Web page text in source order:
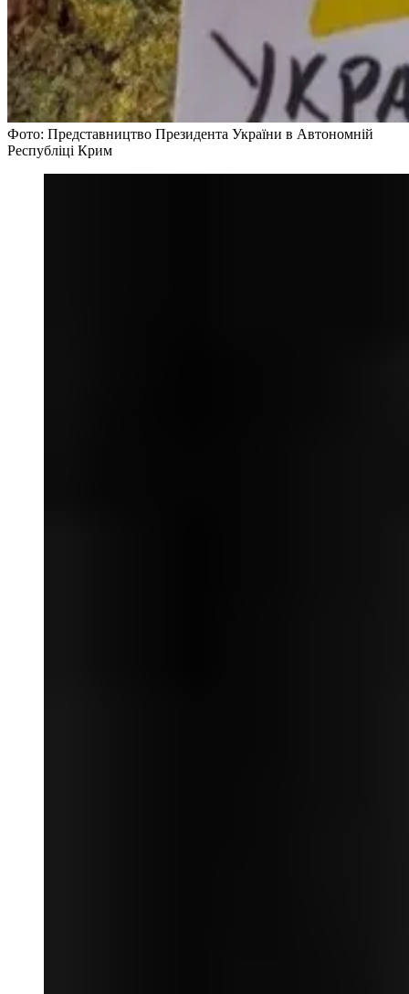
Фото: Представництво Президента України в Автономній
Республіці Крим